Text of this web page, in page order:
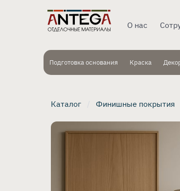
О нас
Подготовка основания Краска
Каталог Финишные покрытия